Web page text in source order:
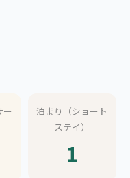
ー
泊まり（ショート
ステイ）
1